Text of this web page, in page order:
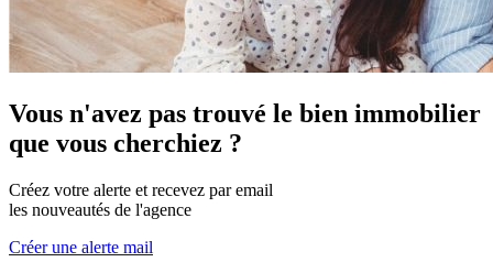
Vous n'avez pas trouvé le bien immobilier
que vous cherchiez ?
Créez votre alerte et recevez par email
les nouveautés de l'agence
Créer une alerte mail